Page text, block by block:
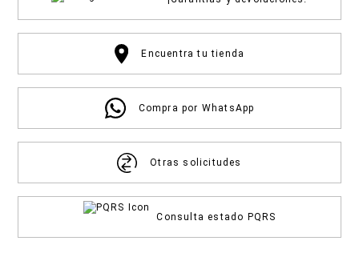
Encuentra tu tienda
Compra por WhatsApp
Otras solicitudes
Consulta estado PQRS